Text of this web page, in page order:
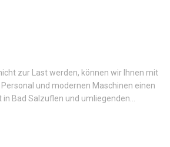
zur Last werden, können wir Ihnen mit
und modernen Maschinen einen
Bad Salzuflen und umliegenden...